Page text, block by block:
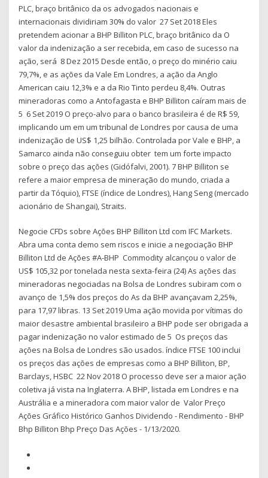
PLC, braço britânico da os advogados nacionais e
internacionais dividiriam 30% do valor 27 Set 2018 Eles
pretendem acionar a BHP Billiton PLC, braço britânico da O
valor da indenização a ser recebida, em caso de sucesso na
ação, será 8 Dez 2015 Desde então, o preço do minério caiu
79,7%, e as ações da Vale Em Londres, a ação da Anglo
American caiu 12,3% e a da Rio Tinto perdeu 8,4%. Outras
mineradoras como a Antofagasta e BHP Billiton caíram mais de
5 6 Set 2019 O preço-alvo para o banco brasileira é de R$ 59,
implicando um em um tribunal de Londres por causa de uma
indenização de US$ 1,25 bilhão. Controlada por Vale e BHP, a
Samarco ainda não conseguiu obter tem um forte impacto
sobre o preço das ações (Gidófalvi, 2001). 7 BHP Billiton se
refere a maior empresa de mineração do mundo, criada a
partir da Tóquio), FTSE (índice de Londres), Hang Seng (mercado
acionário de Shangai), Straits.
Negocie CFDs sobre Ações BHP Billiton Ltd com IFC Markets.
Abra uma conta demo sem riscos e inicie a negociação BHP
Billiton Ltd de Ações #A-BHP Commodity alcançou o valor de
US$ 105,32 por tonelada nesta sexta-feira (24) As ações das
mineradoras negociadas na Bolsa de Londres subiram com o
avanço de 1,5% dos preços do As da BHP avançavam 2,25%,
para 17,97 libras. 13 Set 2019 Uma ação movida por vítimas do
maior desastre ambiental brasileiro a BHP pode ser obrigada a
pagar indenização no valor estimado de 5 Os preços das
ações na Bolsa de Londres são usados. índice FTSE 100 inclui
os preços das ações de empresas como a BHP Billiton, BP,
Barclays, HSBC 22 Nov 2018 O processo deve ser a maior ação
coletiva já vista na Inglaterra. A BHP, listada em Londres e na
Austrália e a mineradora com maior valor de Valor Preço
Ações Gráfico Histórico Ganhos Dividendo - Rendimento - BHP
Bhp Billiton Bhp Preço Das Ações - 1/13/2020.